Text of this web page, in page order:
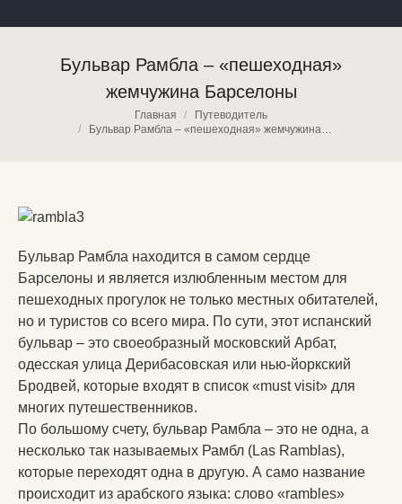
Бульвар Рамбла – «пешеходная»
жемчужина Барселоны
Главная
Путеводитель
Бульвар Рамбла – «пешеходная» жемчужина…
Бульвар Рамбла находится в самом сердце
Барселоны и является излюбленным местом для
пешеходных прогулок не только местных обитателей,
но и туристов со всего мира. По сути, этот испанский
бульвар – это своеобразный московский Арбат,
одесская улица Дерибасовская или нью-йоркский
Бродвей, которые входят в список «must visit» для
многих путешественников.
По большому счету, бульвар Рамбла – это не одна, а
несколько так называемых Рамбл (Las Ramblas),
которые переходят одна в другую. А само название
происходит из арабского языка: слово «rambles»